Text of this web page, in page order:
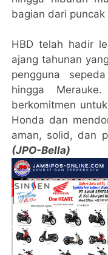
bagian dari
HBD telah hadir
ajang tahunan
pengguna
hingga
berkomitmen
Honda dan
aman, solid, dan
(JPO-Bella)